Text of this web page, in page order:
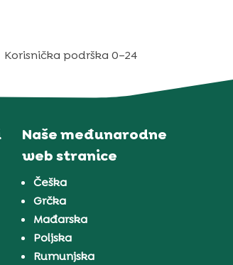
Korisnička podrška 0–24
Naše međunarodne
web stranice
Češka
Grčka
Mađarska
Poljska
Rumunjska